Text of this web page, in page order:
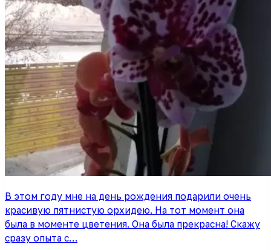
В этом году мне на день рождения подарили очень
красивую пятнистую орхидею. На тот момент она
была в моменте цветения. Она была прекрасна! Скажу
сразу опыта с…